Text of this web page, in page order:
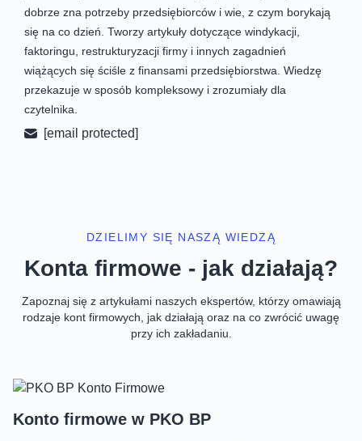
dobrze zna potrzeby przedsiębiorców i wie, z czym borykają
się na co dzień. Tworzy artykuły dotyczące windykacji,
faktoringu, restrukturyzacji firmy i innych zagadnień
wiążących się ściśle z finansami przedsiębiorstwa. Wiedzę
przekazuje w sposób kompleksowy i zrozumiały dla
czytelnika.
[email protected]
DZIELIMY SIĘ NASZĄ WIEDZĄ
Konta firmowe - jak działają?
Zapoznaj się z artykułami naszych ekspertów, którzy omawiają
rodzaje kont firmowych, jak działają oraz na co zwrócić uwagę
przy ich zakładaniu.
Konto firmowe w PKO BP